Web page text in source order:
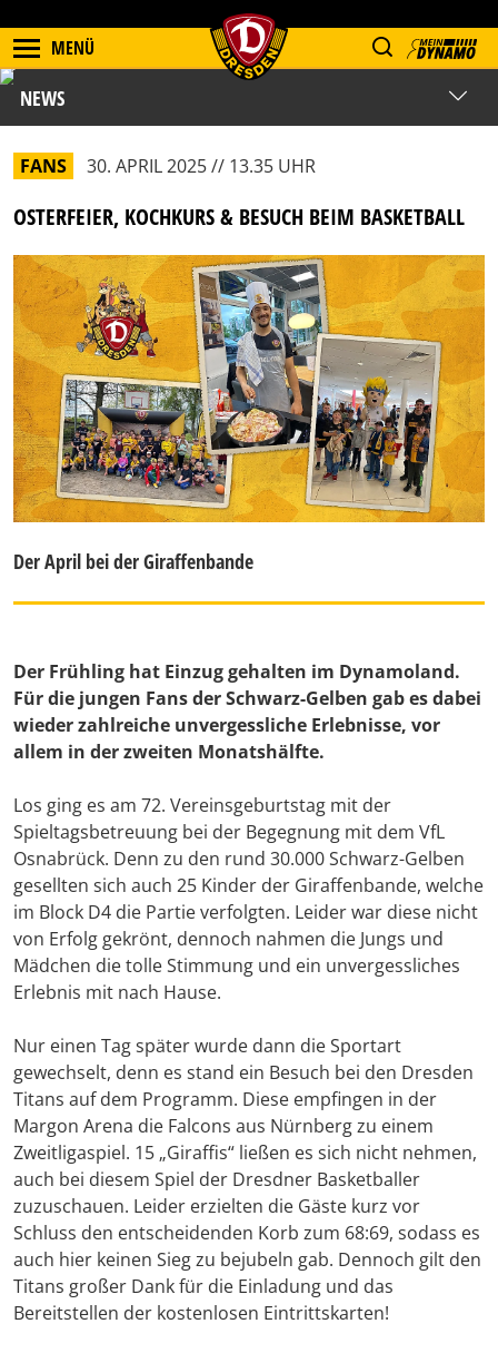
MENÜ
NEWS
FANS 30. APRIL 2025 // 13.35 UHR
OSTERFEIER, KOCHKURS & BESUCH BEIM BASKETBALL
Der April bei der Giraffenbande
Der Frühling hat Einzug gehalten im Dynamoland.
Für die jungen Fans der Schwarz-Gelben gab es dabei
wieder zahlreiche unvergessliche Erlebnisse, vor
allem in der zweiten Monatshälfte.
Los ging es am 72. Vereinsgeburtstag mit der
Spieltagsbetreuung bei der Begegnung mit dem VfL
Osnabrück. Denn zu den rund 30.000 Schwarz-Gelben
gesellten sich auch 25 Kinder der Giraffenbande, welche
im Block D4 die Partie verfolgten. Leider war diese nicht
von Erfolg gekrönt, dennoch nahmen die Jungs und
Mädchen die tolle Stimmung und ein unvergessliches
Erlebnis mit nach Hause.
Nur einen Tag später wurde dann die Sportart
gewechselt, denn es stand ein Besuch bei den Dresden
Titans auf dem Programm. Diese empfingen in der
Margon Arena die Falcons aus Nürnberg zu einem
Zweitligaspiel. 15 „Giraffis“ ließen es sich nicht nehmen,
auch bei diesem Spiel der Dresdner Basketballer
zuzuschauen. Leider erzielten die Gäste kurz vor
Schluss den entscheidenden Korb zum 68:69, sodass es
auch hier keinen Sieg zu bejubeln gab. Dennoch gilt den
Titans großer Dank für die Einladung und das
Bereitstellen der kostenlosen Eintrittskarten!